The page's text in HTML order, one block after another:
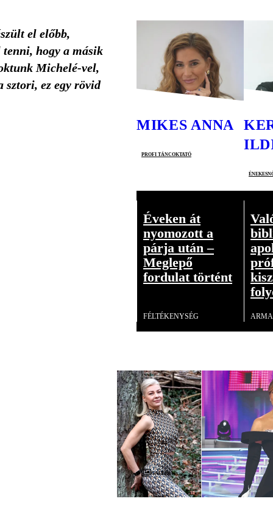
el előbb,
hogy a másik
Michelé-vel,
sztori, ez egy rövid
MIKES ANNA
profi táncoktató
Éveken át
nyomozott a
párja után –
Meglepő
fordulat történt
FÉLTÉKENYSÉG
Galéria